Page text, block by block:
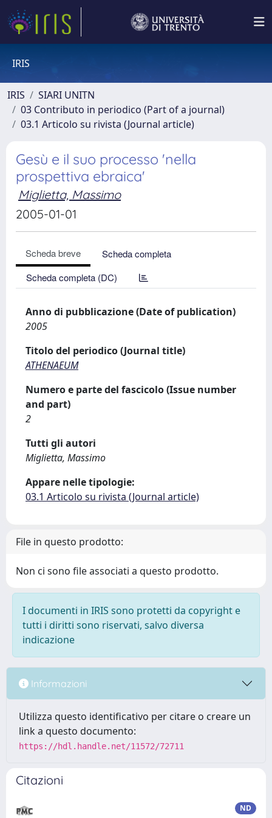
IRIS
IRIS
SIARI UNITN
03 Contributo in periodico (Part of a journal)
03.1 Articolo su rivista (Journal article)
Gesù e il suo processo 'nella
prospettiva ebraica'
Miglietta, Massimo
2005-01-01
Scheda breve
Scheda completa
Scheda completa (DC)
Anno di pubblicazione (Date of publication)
2005
Titolo del periodico (Journal title)
ATHENAEUM
Numero e parte del fascicolo (Issue number
and part)
2
Tutti gli autori
Miglietta, Massimo
Appare nelle tipologie:
03.1 Articolo su rivista (Journal article)
File in questo prodotto:
Non ci sono file associati a questo prodotto.
I documenti in IRIS sono protetti da copyright e
tutti i diritti sono riservati, salvo diversa
indicazione
Informazioni
Utilizza questo identificativo per citare o creare un
link a questo documento:
https://hdl.handle.net/11572/72711
Citazioni
ND